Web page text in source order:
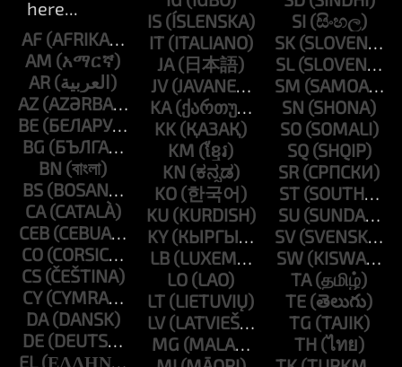
AF
AM
AR
AZ
BE
BG
BN
BS
CA
CEB
CO
CS
CY
DA
DE
EL
IS
IT
JA
JV
KA
KK
KM
KN
KO
KU
KY
LB
LO
LT
LV
MG
SI
SK
SL
SM
SN
SO
SQ
SR
ST
SU
SV
SW
TA
TE
TG
TH